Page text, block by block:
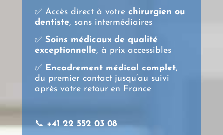
✅ Accès direct à votre chirurgien ou
dentiste, sans intermédiaires
✅ Soins médicaux de qualité
exceptionnelle, à prix accessibles
✅ Encadrement médical complet,
du premier contact jusqu’au suivi
après votre retour en France
📞 +41 22 552 03 08